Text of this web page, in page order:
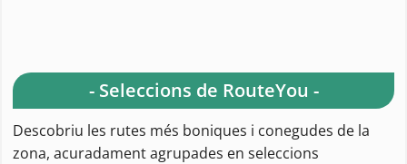
- Seleccions de RouteYou -
Descobriu les rutes més boniques i conegudes de la
zona, acuradament agrupades en seleccions